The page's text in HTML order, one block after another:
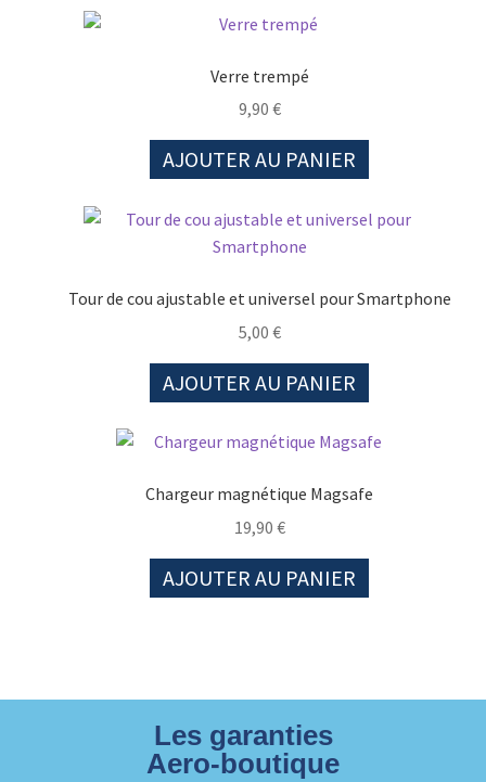
Verre trempé
9,90 €
AJOUTER AU PANIER
Tour de cou ajustable et universel pour Smartphone
5,00 €
AJOUTER AU PANIER
Chargeur magnétique Magsafe
19,90 €
AJOUTER AU PANIER
Les garanties
Aero-boutique